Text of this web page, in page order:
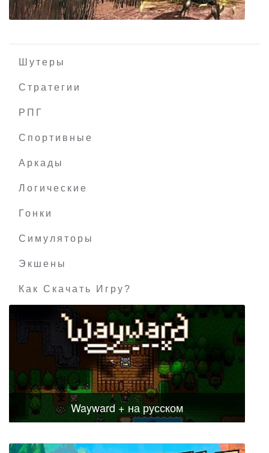
Шутеры
Стратегии
РПГ
Спортивные
Аркады
Логические
Гонки
Симуляторы
Экшены
Как Скачать Игру?
Wayward + на русском